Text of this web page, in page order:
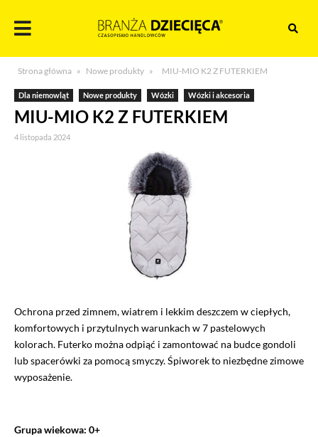
treści
Branża
dziecięca
Strona główna » Nowe produkty » MIU-MIO K2 Z FUTERKIEM
Dla niemowląt Nowe produkty Wózki Wózki i akcesoria
MIU-MIO K2 Z FUTERKIEM
4 listopada 2024
Ochrona przed zimnem, wiatrem i lekkim deszczem w ciepłych,
komfortowych i przytulnych warunkach w 7 pastelowych
kolorach. Futerko można odpiąć i zamontować na budce gondoli
lub spacerówki za pomocą smyczy. Śpiworek to niezbędne zimowe
wyposażenie.
Grupa wiekowa: 0+